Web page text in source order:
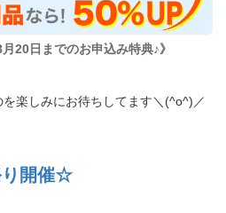
20日までのお申込み特典♪》
楽しみにお待ちしてます＼(^o^)／
り開催☆